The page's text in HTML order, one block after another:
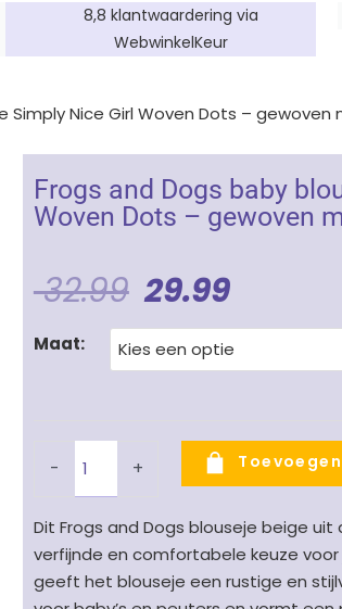
8,8 klantwaardering via
WebwinkelKeur
Simply Nice Girl Woven Dots –
Frogs and Dogs baby
Woven Dots – gewoven
32.99
Prijs
Was:
29.99Huidige
Prijs
Is:
Maat:
-
Frogs
blouse
meisje
Simply
Nice
Girl
Woven
+
Dit Frogs and Dogs blouseje beige uit
verfijnde en comfortabele keuze
geeft het blouseje een rustige en